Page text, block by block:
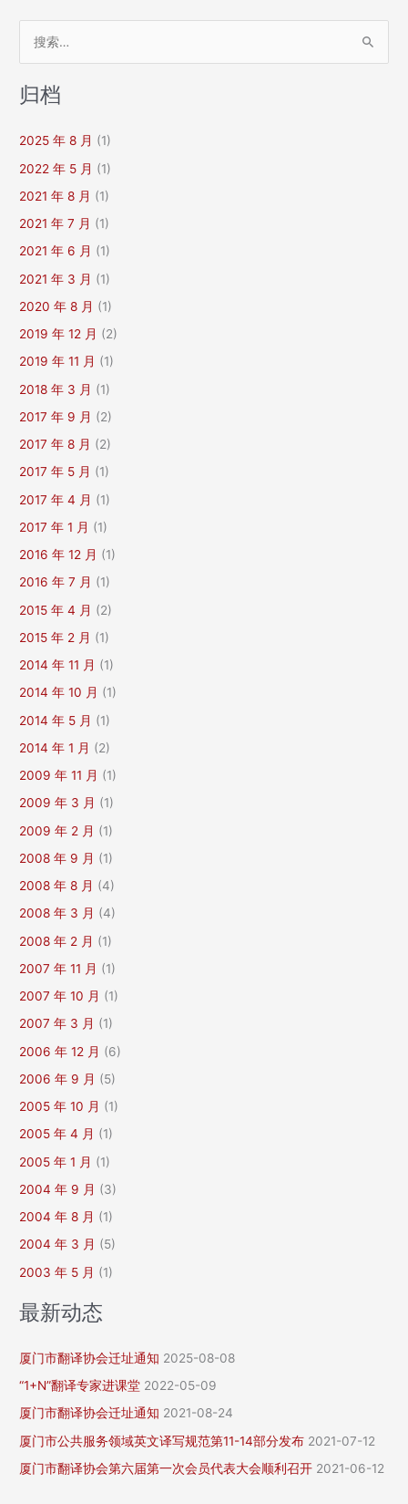
大
在
圆
闭
幕
归档
2025 年 8 月 (1)
2022 年 5 月 (1)
2021 年 8 月 (1)
2021 年 7 月 (1)
2021 年 6 月 (1)
2021 年 3 月 (1)
2020 年 8 月 (1)
2019 年 12 月 (2)
2019 年 11 月 (1)
2018 年 3 月 (1)
2017 年 9 月 (2)
2017 年 8 月 (2)
2017 年 5 月 (1)
2017 年 4 月 (1)
2017 年 1 月 (1)
2016 年 12 月 (1)
2016 年 7 月 (1)
2015 年 4 月 (2)
2015 年 2 月 (1)
2014 年 11 月 (1)
2014 年 10 月 (1)
2014 年 5 月 (1)
2014 年 1 月 (2)
2009 年 11 月 (1)
2009 年 3 月 (1)
2009 年 2 月 (1)
2008 年 9 月 (1)
2008 年 8 月 (4)
2008 年 3 月 (4)
2008 年 2 月 (1)
2007 年 11 月 (1)
2007 年 10 月 (1)
2007 年 3 月 (1)
2006 年 12 月 (6)
2006 年 9 月 (5)
2005 年 10 月 (1)
2005 年 4 月 (1)
2005 年 1 月 (1)
2004 年 9 月 (3)
2004 年 8 月 (1)
2004 年 3 月 (5)
2003 年 5 月 (1)
最新动态
厦门市翻译协会迁址通知 2025-08-08
“1+N”翻译专家进课堂 2022-05-09
厦门市翻译协会迁址通知 2021-08-24
厦门市公共服务领域英文译写规范第11-14部分发布 2021-07-12
厦门市翻译协会第六届第一次会员代表大会顺利召开 2021-06-12